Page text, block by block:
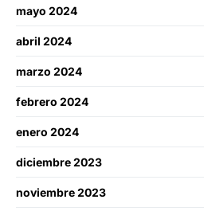
mayo 2024
abril 2024
marzo 2024
febrero 2024
enero 2024
diciembre 2023
noviembre 2023